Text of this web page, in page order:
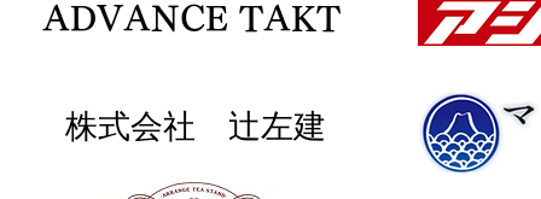
ADVANCE TAKT
株式会社 辻左建